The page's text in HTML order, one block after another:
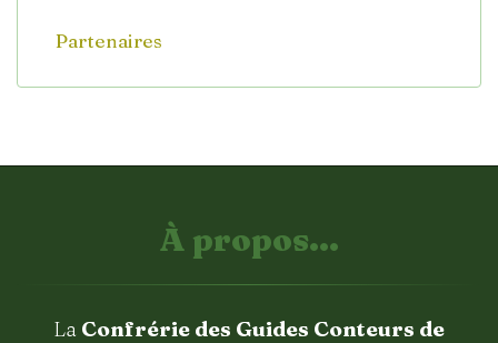
Partenaires
À propos...
La Confrérie des Guides Conteurs de